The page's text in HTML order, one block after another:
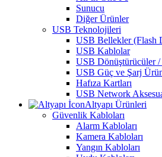
Sunucu
Diğer Ürünler
USB Teknolojileri
USB Bellekler (Flash
USB Kablolar
USB Dönüştürücüler
USB Güç ve Şarj
Hafıza Kartları
USB Network
Altyapı Ürünleri
Güvenlik Kabloları
Alarm Kabloları
Kamera Kabloları
Yangın Kabloları